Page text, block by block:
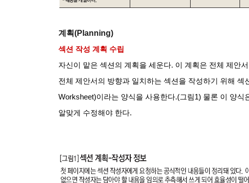
계획(Planning)
섹션 작성 계획 수립
자신이 맡은 섹션의 계획을 세운다. 이 계획은 전체 제안
전체 제안서의 방향과 일치하는 섹션을 작성하기 위해 섹
Worksheet)이라는 양식을 사용한다.(그림1) 물론 이 양식
알맞게 수정해야 한다.